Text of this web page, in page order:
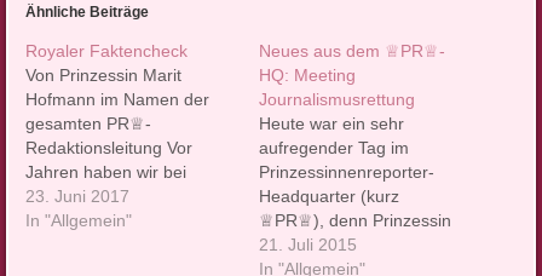
Ähnliche Beiträge
Royaler Faktencheck
Von Prinzessin Marit
Hofmann im Namen der
gesamten PR♕-
Redaktionsleitung Vor
Jahren haben wir bei
unserem Bediensteten
Fritz Tietz einen Beitrag
23. Juni 2017
In "Allgemein"
Neues aus dem ♕PR♕-
HQ: Meeting
Journalismusrettung
Heute war ein sehr
aufregender Tag im
Prinzessinnenreporter-
Headquarter (kurz
♕PR♕), denn Prinzessin
Leo hatte zum Standup-
Meeting geladen, um
21. Juli 2015
In "Allgemein"